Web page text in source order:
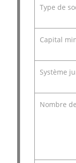
Type de
Capital
Système
Nombre